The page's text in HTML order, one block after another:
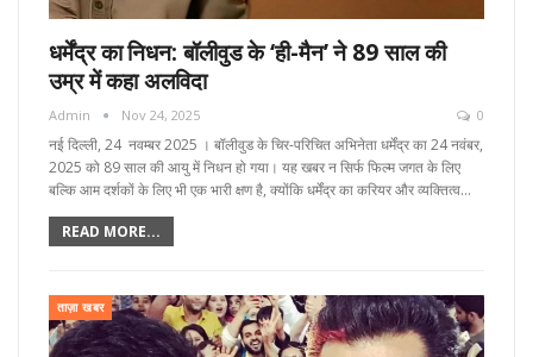
धर्मेंद्र का निधन: बॉलीवुड के ‘ही-मैन’ ने 89 साल की
उम्र में कहा अलविदा
Admin Nov 24, 2025 0
नई दिल्ली, 24 नवम्बर 2025 । बॉलीवुड के चिर-परिचित अभिनेता धर्मेंद्र का 24 नवंबर,
2025 को 89 साल की आयु में निधन हो गया। यह खबर न सिर्फ फिल्म जगत के लिए
बल्कि आम दर्शकों के लिए भी एक भारी क्षण है, क्योंकि धर्मेंद्र का करियर और व्यक्तित्व…
READ MORE...
ताज़ा खबर